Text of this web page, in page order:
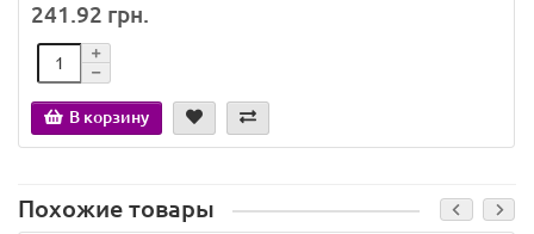
241.92 грн.
В корзину
Похожие товары